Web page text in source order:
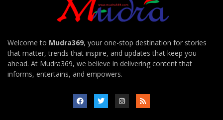
Welcome to Mudra369, your one-stop destination for stories
that matter, trends that inspire, and updates that keep you
ahead. At Mudra369, we believe in delivering content that
informs, entertains, and empowers.